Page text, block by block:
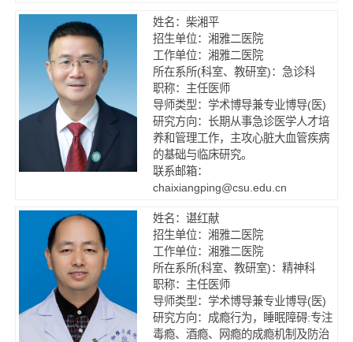
姓名：柴湘平
招生单位：湘雅二医院
工作单位：湘雅二医院
所在系所(科室、教研室)：急诊科
职称：主任医师
导师类型：学术博导兼专业博导(医)
研究方向：长期从事急诊医学人才培
养和管理工作，主攻心脏大血管疾病
的基础与临床研究。
联系邮箱：
chaixiangping@csu.edu.cn
姓名：谌红献
招生单位：湘雅二医院
工作单位：湘雅二医院
所在系所(科室、教研室)：精神科
职称：主任医师
导师类型：学术博导兼专业博导(医)
研究方向：成瘾行为，睡眠障碍:专注
毒瘾、酒瘾、网瘾的成瘾机制及防治